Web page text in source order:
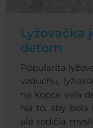
Lyžovačka
deťom
Popularita
vzduchu,
na kopce veľa
Na to, aby bola
ale rodičia